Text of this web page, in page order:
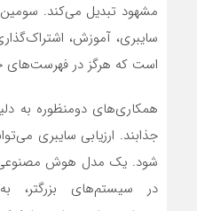
مشهود تبدیل می‌کند. سومین
سایبری، آموزش،
است که هرگز در فهرست‌های
همکاری‌های دومنظوره به
جذابند. ارزیابی سایبری
شود. یک مدل هوش مصنوعی
در سیستم‌های بزرگتر،